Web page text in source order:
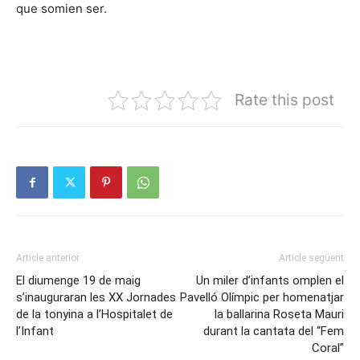
que somien ser.
Rate this post
Article anterior
El diumenge 19 de maig
s’inauguraran les XX Jornades
de la tonyina a l’Hospitalet de
l’Infant
Article següent
Un miler d’infants omplen el
Pavelló Olímpic per homenatjar
la ballarina Roseta Mauri
durant la cantata del “Fem
Coral”